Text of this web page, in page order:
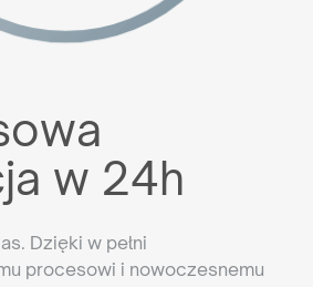
w 24h
Dzięki w pełni
procesowi i nowoczesnemu